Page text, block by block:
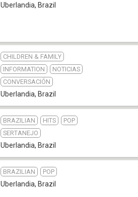
Uberlandia, Brazil
CHILDREN & FAMILY
INFORMATION
NOTICIAS
CONVERSACIÓN
Uberlandia, Brazil
BRAZILIAN HITS
POP
SERTANEJO
Uberlandia, Brazil
BRAZILIAN POP
Uberlandia, Brazil